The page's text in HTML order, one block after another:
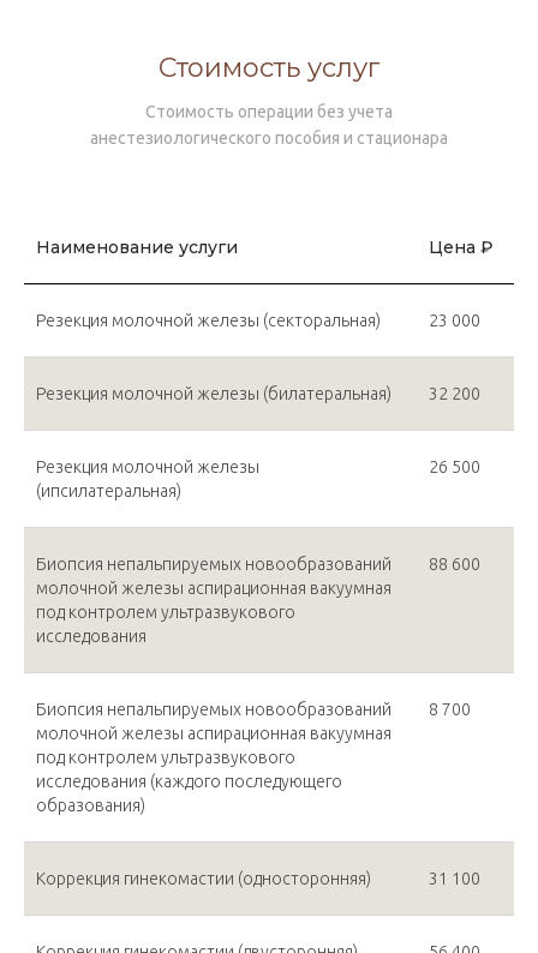
Стоимость услуг
Стоимость операции без учета
анестезиологического пособия и стационара
Наименование услуги Цена ₽
Резекция молочной железы (секторальная) 23 000
Резекция молочной железы (билатеральная) 32 200
Резекция молочной железы
(ипсилатеральная)
26 500
Биопсия непальпируемых новообразований
молочной железы аспирационная вакуумная
под контролем ультразвукового
исследования
88 600
Биопсия непальпируемых новообразований
молочной железы аспирационная вакуумная
под контролем ультразвукового
исследования (каждого последующего
образования)
8 700
Коррекция гинекомастии (односторонняя) 31 100